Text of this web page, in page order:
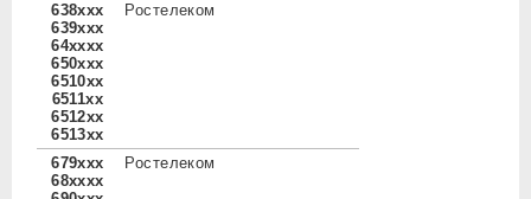
638xxx
639xxx
64xxxx
650xxx
6510xx
6511xx
6512xx
6513xx
Ростелеком
679xxx
68xxxx
Ростелеком